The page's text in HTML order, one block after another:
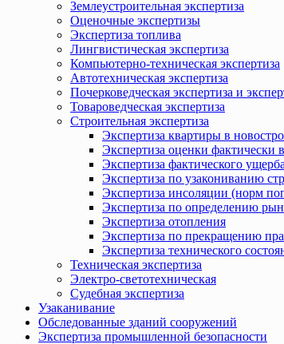
Землеустроительная экспертиза
Оценочные экспертизы
Экспертиза топлива
Лингвистическая экспертиза
Компьютерно-техническая экспертиза
Автотехническая экспертиза
Почерковедческая экспертиза и
Товароведческая экспертиза
Строительная экспертиза
Экспертиза квартиры в
Экспертиза оценки фактически
Экспертиза фактического
Экспертиза по узакониванию
Экспертиза инсоляции (норм
Экспертиза по определению
Экспертиза отопления
Экспертиза по прекращению
Экспертиза технического
Техническая экспертиза
Электро-светотехническая
Судебная экспертиза
Узаканивание
Обследованные зданий сооружений
Экспертиза промышленной безопасности